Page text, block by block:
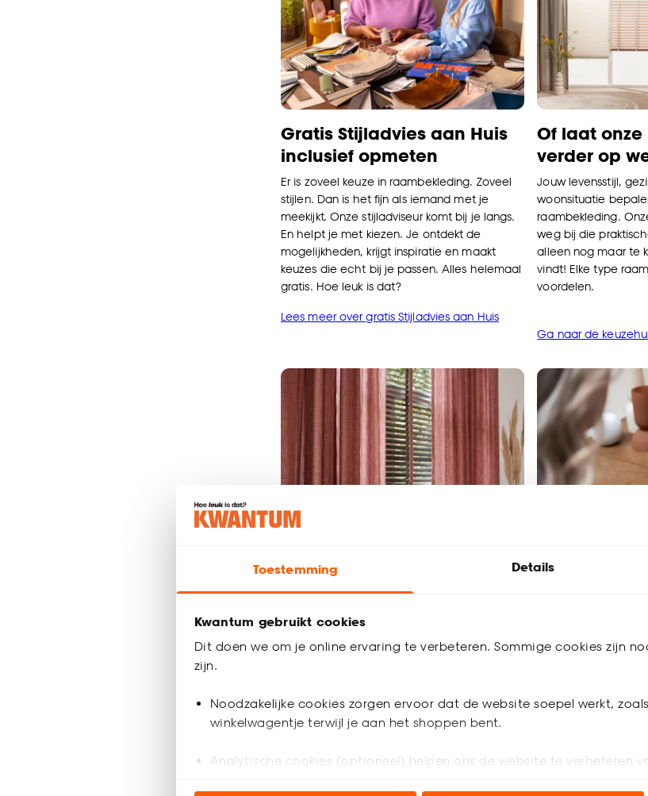
Toestemming Details
Kwantum gebruikt cookies
Dit doen we om je online ervaring te verbeteren. Sommige cookies zijn
zijn.
Noodzakelijke cookies zorgen ervoor dat de website soepel werkt,
winkelwagentje terwijl je aan het shoppen bent.
Analytische cookies (optioneel) helpen ons de website te verbeteren
Gratis Stijladvies aan Huis
inclusief opmeten
Er is zoveel keuze in raambekleding. Zoveel
stijlen. Dan is het fijn als iemand met je
meekijkt. Onze stijladviseur komt bij je langs.
En helpt je met kiezen. Je ontdekt de
mogelijkheden, krijgt inspiratie en maakt
keuzes die echt bij je passen. Alles helemaal
gratis. Hoe leuk is dat?
Lees meer over gratis Stijladvies aan Huis
Of laat
verder op
Jouw levensstijl,
woonsituatie
raambekleding.
weg bij die
alleen nog maar te
vindt! Elke type
voordelen.
Ga naar de
Gordijnen of jaloezieën:
welke raamdecoratie past
het beste bij jou?
Twijfel je tussen gordijnen of jaloezieën? Met
eigenschappen, zoals sfeer, lichtinval,
onderhoud, isolatie en prijs.
Elektrische
verschillende